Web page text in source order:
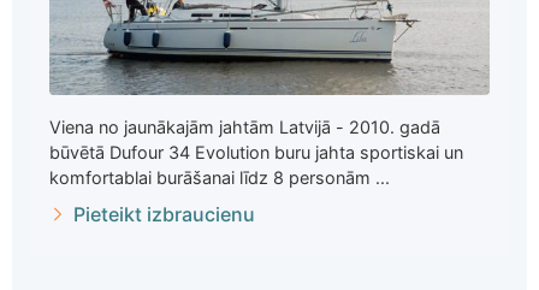
Viena no jaunākajām jahtām Latvijā - 2010. gadā
būvētā Dufour 34 Evolution buru jahta sportiskai un
komfortablai burāšanai līdz 8 personām ...
Pieteikt izbraucienu